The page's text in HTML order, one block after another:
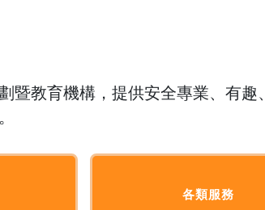
暨教育機構，提供安全專業、有趣
各類服務